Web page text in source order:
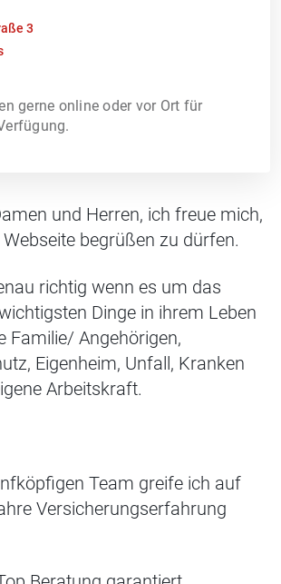
3
gerne online oder vor Ort für
und Herren, ich freue mich,
begrüßen zu dürfen.
richtig wenn es um das
Dinge in ihrem Leben
Familie/ Angehörigen,
Eigenheim, Unfall, Kranken
Arbeitskraft.
Team greife ich auf
Versicherungserfahrung